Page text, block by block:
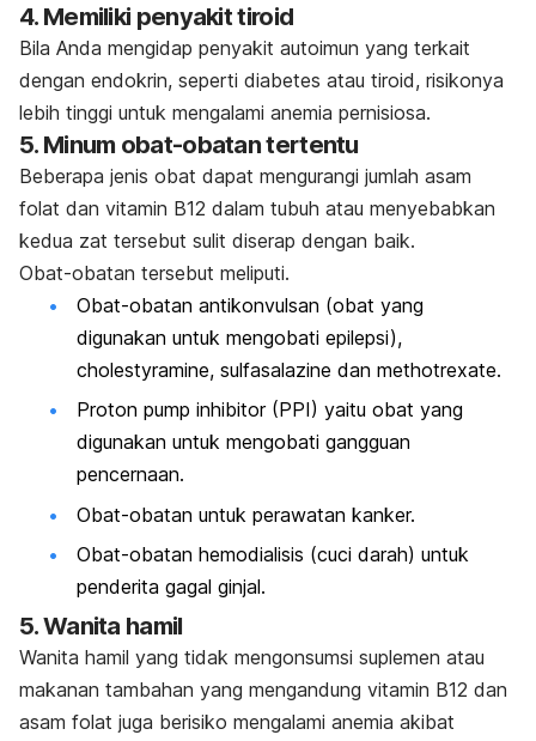
4. Memiliki penyakit tiroid
Bila Anda mengidap penyakit autoimun yang terkait
dengan endokrin, seperti diabetes atau tiroid, risikonya
lebih tinggi untuk mengalami anemia pernisiosa.
5. Minum obat-obatan tertentu
Beberapa jenis obat dapat mengurangi jumlah asam
folat dan vitamin B12 dalam tubuh atau menyebabkan
kedua zat tersebut sulit diserap dengan baik.
Obat-obatan tersebut meliputi.
Obat-obatan antikonvulsan (obat yang
digunakan untuk mengobati epilepsi),
cholestyramine, sulfasalazine dan methotrexate.
Proton pump inhibitor (PPI) yaitu obat yang
digunakan untuk mengobati gangguan
pencernaan.
Obat-obatan untuk perawatan kanker.
Obat-obatan hemodialisis (cuci darah) untuk
penderita gagal ginjal.
5. Wanita hamil
Wanita hamil yang tidak mengonsumsi suplemen atau
makanan tambahan yang mengandung vitamin B12 dan
asam folat juga berisiko mengalami anemia akibat